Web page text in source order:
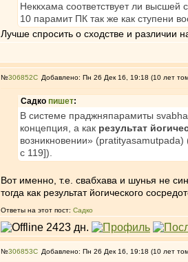
Неккхама соответствует ли высшей
10 парамит ПК так же как ступени
Лучше спросить о сходстве и
№306852 Добавлено: Пн 26 Дек 16, 19:18 (10 лет
Садко пишет:
В системе праджняпарамиты
концепция, а как результат
возникновении»
с 119]).
Вот именно, т.е. свабхава и шунья не
тогда как результат йогического
Ответы на этот пост: Садко
№306853 Добавлено: Пн 26 Дек 16, 19:18 (10 лет